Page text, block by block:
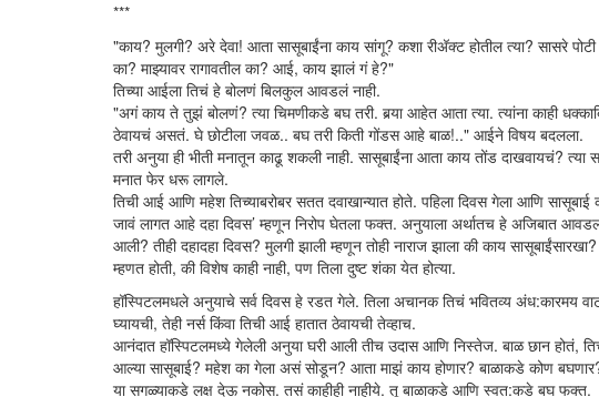
***
"काय? मुलगी? अरे देवा! आता सासूबाईंना काय सांगू? कशा रीअ‍ॅक्ट होतील त्या? सासरे
का? माझ्यावर रागावतील का? आई, काय झालं गं हे?"
तिच्या आईला तिचं हे बोलणं बिलकुल आवडलं नाही.
"अगं काय ते तुझं बोलणं? त्या चिमणीकडे बघ तरी. बर्‍या आहेत आता त्या. त्यांना काही
ठेवायचं असतं. घे छोटीला जवळ.. बघ तरी किती गोंडस आहे बाळ!.." आईने विषय बदलला.
तरी अनुया ही भीती मनातून काढू शकली नाही. सासूबाईंना आता काय तोंड दाखवायचं?
मनात फेर धरू लागले.
तिची आई आणि महेश तिच्याबरोबर सतत दवाखान्यात होते. पहिला दिवस गेला आणि सासूबाई
जावं लागत आहे दहा दिवस’ म्हणून निरोप घेतला फक्त. अनुयाला अर्थातच हे अजिबात आवडलं
आली? तीही दहादहा दिवस? मुलगी झाली म्हणून तोही नाराज झाला की काय
म्हणत होती, की विशेष काही नाही, पण तिला दुष्ट शंका येत होत्या.
हॉस्पिटलमधले अनुयाचे सर्व दिवस हे रडत गेले. तिला अचानक तिचं भवितव्य अंध:कारमय
घ्यायची, तेही नर्स किंवा तिची आई हातात ठेवायची तेव्हाच.
आनंदात हॉस्पिटलमध्ये गेलेली अनुया घरी आली तीच उदास आणि निस्तेज. बाळ छान होतं,
आल्या सासूबाई? महेश का गेला असं सोडून? आता माझं काय होणार? बाळाकडे कोण
या सगळ्याकडे लक्ष देऊ नकोस. तसं काहीही नाहीये. तू बाळाकडे आणि स्वत:कडे बघ फक्त.